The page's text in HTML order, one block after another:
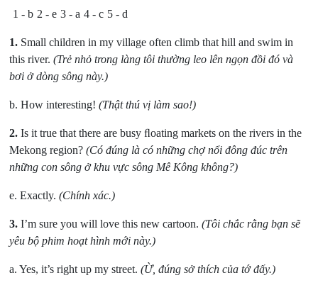
1 - b 2 - e 3 - a 4 - c 5 - d
1. Small children in my village often climb that hill and swim in
this river.(Trẻ nhỏ trong làng tôi thường leo lên ngọn đồi đó và
bơi ở dòng sông này.)
b. How interesting!(Thật thú vị làm sao!)
2. Is it true that there are busy ﬂoating markets on the rivers in the
Mekong region?(Có đúng là có những chợ nổi đông đúc trên
những con sông ở khu vực sông Mê Kông không?)
e. Exactly. (Chính xác.)
3. I’m sure you will love this new cartoon. (Tôi chắc rằng bạn sẽ
yêu bộ phim hoạt hình mới này.)
a. Yes, it’s right up my street.(Ừ, đúng sở thích của tớ đấy.)